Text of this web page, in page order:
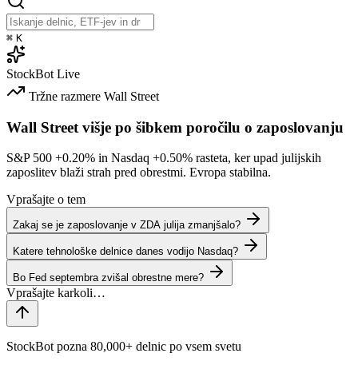
⌘ K
StockBot Live
Tržne razmere Wall Street
Wall Street višje po šibkem poročilu o zaposlovanju
S&P 500 +0.20% in Nasdaq +0.50% rasteta, ker upad julijskih
zaposlitev blaži strah pred obrestmi. Evropa stabilna.
Vprašajte o tem
Zakaj se je zaposlovanje v ZDA julija zmanjšalo?
Katere tehnološke delnice danes vodijo Nasdaq?
Bo Fed septembra zvišal obrestne mere?
StockBot pozna 80,000+ delnic po vsem svetu